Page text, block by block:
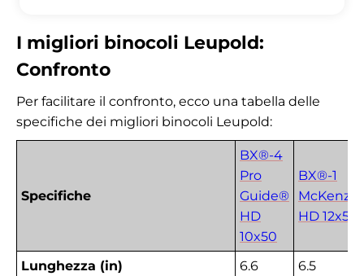
I migliori binocoli Leupold:
Confronto
Per facilitare il confronto, ecco una tabella delle
specifiche dei migliori binocoli Leupold:
Specifiche
BX®-4
Pro
Guide®
HD
10x50
BX®-1
HD 12x50
Lunghezza (in) 6.6
6.5